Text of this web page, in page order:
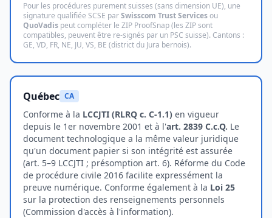
Pour les procédures purement suisses (sans dimension UE), une
signature qualifiée SCSE parSwisscom Trust Servicesou
QuoVadis peut compléter le ZIP ProofSnap (les ZIP sont
compatibles, peuvent être re-signés par un PSC suisse). Cantons :
GE, VD, FR, NE, JU, VS, BE (district du Jura bernois).
Québec CA
Conforme à la LCCJTI (RLRQ c. C-1.1) en vigueur
depuis le 1er novembre 2001 et à l'art. 2839 C.c.Q. Le
document technologique a la même valeur juridique
qu'un document papier si son intégrité est assurée
(art. 5–9 LCCJTI ; présomption art. 6). Réforme du Code
de procédure civile 2016 facilite expressément la
preuve numérique. Conforme également à la Loi 25
sur la protection des renseignements personnels
(Commission d'accès à l'information).